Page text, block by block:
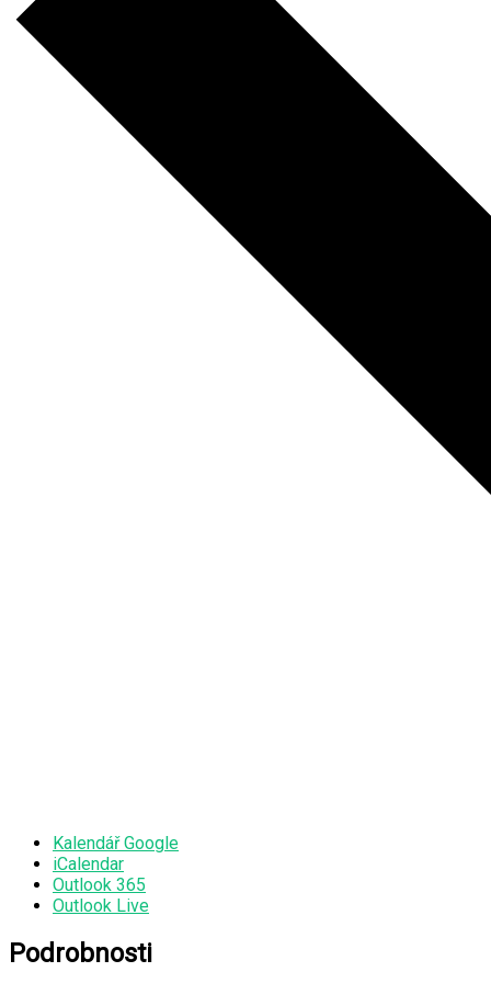
Kalendář Google
iCalendar
Outlook 365
Outlook Live
Podrobnosti